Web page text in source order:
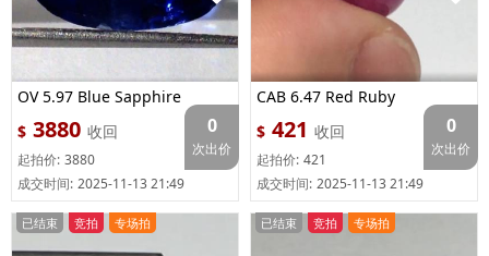
OV 5.97 Blue Sapphire
$ 3880 收回
起拍价: 3880
成交时间: 2025-11-13 21:49
0
次出价
CAB 6.47 Red Ruby
$ 421 收回
起拍价: 421
成交时间: 2025-11-13 21:49
0
次出价
已结束 竞拍 专场拍 已结束 竞拍 专场拍